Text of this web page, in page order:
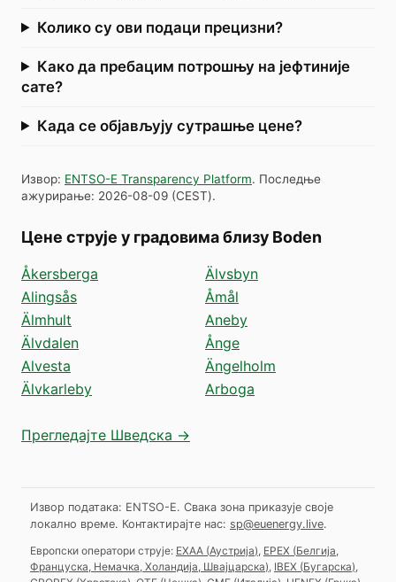
Колико су ови подаци прецизни?
Како да пребацим потрошњу на јефтиније
сате?
Када се објављују сутрашње цене?
Извор: ENTSO-E Transparency Platform. Последње
ажурирање: 2026-08-09 (CEST).
Цене струје у градовима близу Boden
Åkersberga
Alingsås
Älmhult
Älvdalen
Alvesta
Älvkarleby
Älvsbyn
Åmål
Aneby
Ånge
Ängelholm
Arboga
Прегледајте Шведска →
Извор података: ENTSO-E. Свака зона приказује своје
локално време. Контактирајте нас: sp@euenergy.live.
Европски оператори струје: EXAA (Аустрија) EPEX (Белгија,
Француска, Немачка, Холандија, Швајцарска) IBEX (Бугарска)